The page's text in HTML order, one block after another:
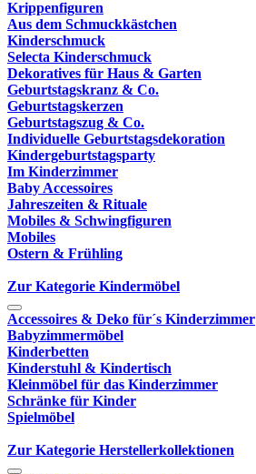
Krippenfiguren
Aus dem Schmuckkästchen
Kinderschmuck
Selecta Kinderschmuck
Dekoratives für Haus & Garten
Geburtstagskranz & Co.
Geburtstagskerzen
Geburtstagszug & Co.
Individuelle Geburtstagsdekoration
Kindergeburtstagsparty
Im Kinderzimmer
Baby Accessoires
Jahreszeiten & Rituale
Mobiles & Schwingfiguren
Mobiles
Ostern & Frühling
Zur Kategorie Kindermöbel
Accessoires & Deko für´s Kinderzimmer
Babyzimmermöbel
Kinderbetten
Kinderstuhl & Kindertisch
Kleinmöbel für das Kinderzimmer
Schränke für Kinder
Spielmöbel
Zur Kategorie Herstellerkollektionen